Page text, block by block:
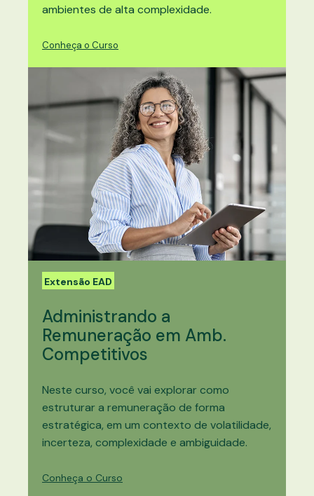
ambientes de alta complexidade.
Conheça o Curso
Extensão EAD
Administrando a
Remuneração em Amb.
Competitivos
Neste curso, você vai explorar como
estruturar a remuneração de forma
estratégica, em um contexto de volatilidade,
incerteza, complexidade e ambiguidade.
Conheça o Curso